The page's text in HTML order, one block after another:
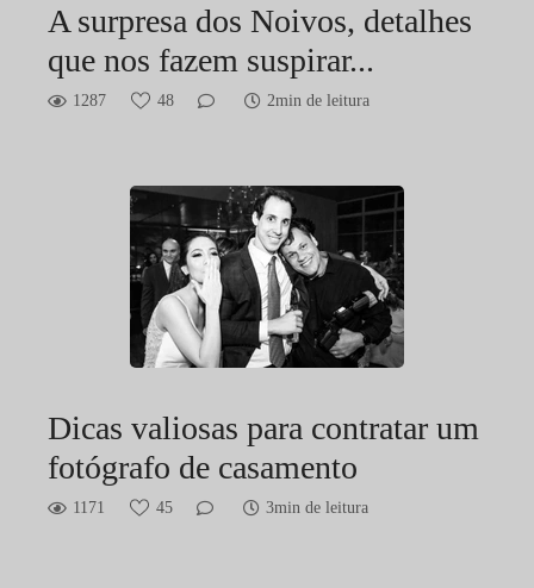
A surpresa dos Noivos, detalhes
que nos fazem suspirar...
1287 48 2min de leitura
Dicas valiosas para contratar um
fotógrafo de casamento
1171 45 3min de leitura